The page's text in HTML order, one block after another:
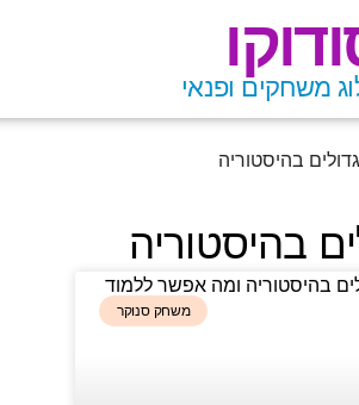
משחקים ופנאי
בהיסטוריה
בהיסטוריה
משחק סנוקר